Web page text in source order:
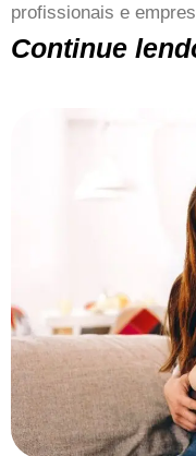
profissionais e
Continue